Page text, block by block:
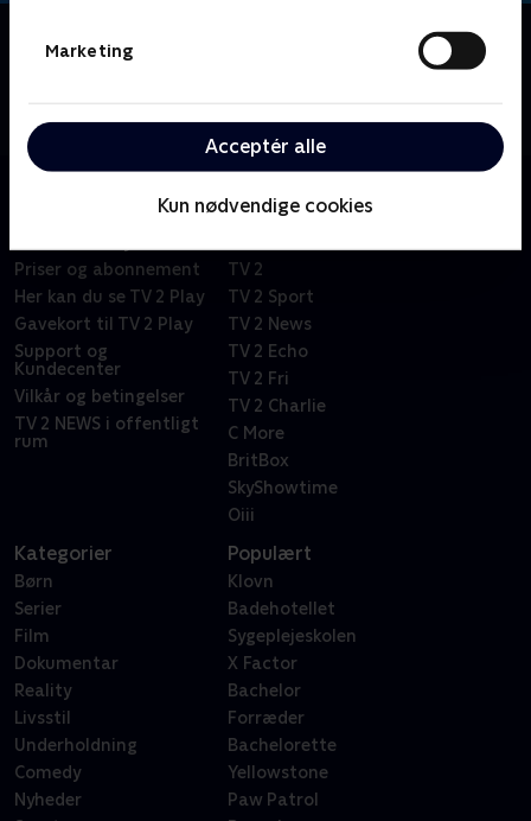
Marketing
Acceptér alle
Kun nødvendige cookies
I byen Hiddenville lever en forstadsfamilie
en stor hemmelighed: De er superhelte.
Priser og abonnement
Her kan du se TV 2 Play
Gavekort til TV 2 Play
Support og
Kundecenter
Vilkår og betingelser
TV 2 NEWS i offentligt
rum
TV 2
TV 2 Sport
TV 2 News
TV 2 Echo
TV 2 Fri
TV 2 Charlie
C More
BritBox
SkyShowtime
Oiii
Kategorier
Børn
Serier
Film
Dokumentar
Reality
Livsstil
Underholdning
Comedy
Nyheder
Populært
Klovn
Badehotellet
Sygeplejeskolen
X Factor
Bachelor
Forræder
Bachelorette
Yellowstone
Paw Patrol